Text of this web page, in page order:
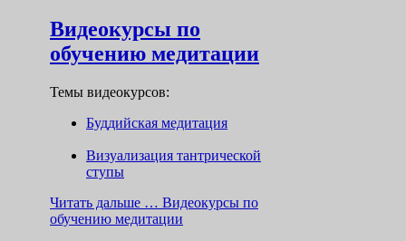
Видеокурсы по
обучению медитации
Темы видеокурсов:
Буддийская медитация
Визуализация тантрической
ступы
Читать дальше … Видеокурсы по
обучению медитации